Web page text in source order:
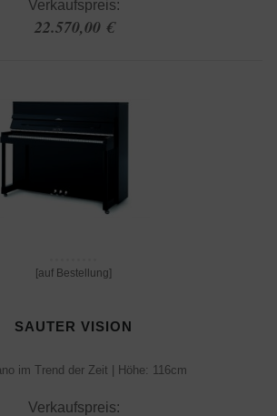
Verkaufspreis:
22.570,00 €
[auf Bestellung]
SAUTER VISION
im Trend der Zeit | Höhe: 116cm
Verkaufspreis: